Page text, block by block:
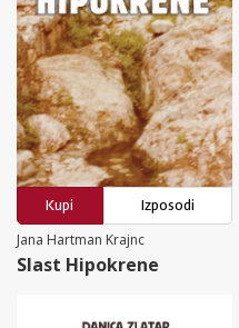
Kupi
Izposodi
Jana Hartman Krajnc
Slast Hipokrene